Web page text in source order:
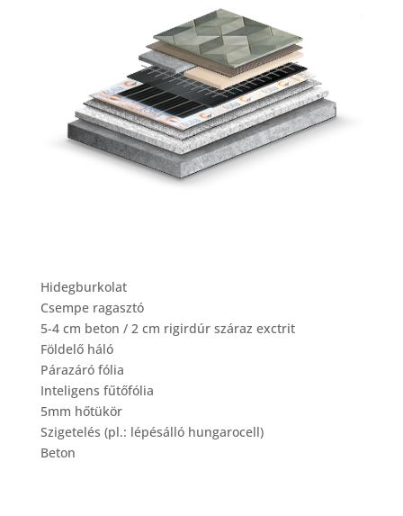
Hidegburkolat
Csempe ragasztó
5-4 cm beton / 2 cm rigirdúr száraz exctrit
Földelő háló
Párazáró fólia
Inteligens fűtőfólia
5mm hőtükör
Szigetelés (pl.: lépésálló hungarocell)
Beton